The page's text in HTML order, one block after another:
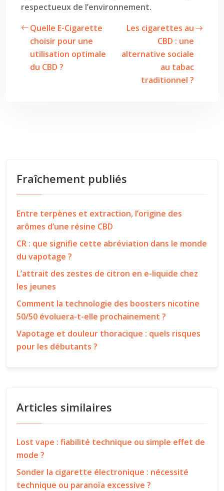
respectueux de l’environnement.
Quelle E-Cigarette
choisir pour une
utilisation optimale
du CBD ?
Les cigarettes au
CBD : une
alternative sociale
au tabac
traditionnel ?
Fraîchement publiés
Entre terpènes et extraction, l’origine des
arômes d’une résine CBD
CR : que signifie cette abréviation dans le monde
du vapotage ?
L’attrait des zestes de citron en e-liquide chez
les jeunes
Comment la technologie des boosters nicotine
50/50 évoluera-t-elle prochainement ?
Vapotage et douleur thoracique : quels risques
pour les débutants ?
Articles similaires
Lost vape : fiabilité technique ou simple effet de
mode ?
Sonder la cigarette électronique : nécessité
technique ou paranoïa excessive ?